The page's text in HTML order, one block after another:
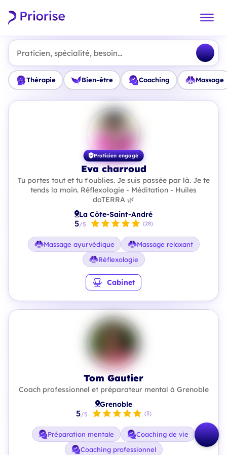
Praticien, spécialité, besoin...
Thérapie Bien-être Coaching Massage
Praticien engagé
Eva charroud
Tu portes tout et tu t'oublies. Je suis passée par là. Je te
tends la main. Réflexologie - Méditation - Huiles
doTERRA 🌿
La Côte-Saint-André
5/5 (28)
Massage ayurvédique
Massage relaxant
Réflexologie
Cabinet
Tom Gautier
Coach professionnel et préparateur mental à Grenoble
Grenoble
5/5 (3)
Préparation mentale
Coaching de vie
Coaching professionnel